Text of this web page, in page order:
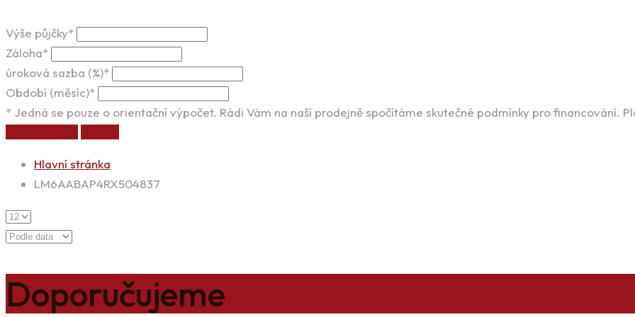
Výše půjčky*
Záloha*
úroková sazba (%)*
Období (měsíc)*
* Jedná se pouze o orientační výpočet. Rádi Vám na naší prodejně spočítáme skutečné podmínky pro financování.
Hlavní stránka
LM6AABAP4RX504837
Doporučujeme